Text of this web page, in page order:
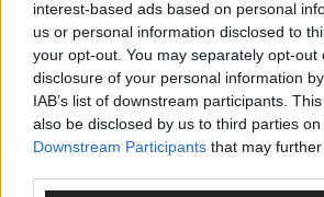
interest-based ads based on personal
us or personal information disclosed to
your opt-out. You may separately opt-out
disclosure of your personal information
IAB’s list of downstream participants.
also be disclosed by us to third parties on
Downstream Participants that may